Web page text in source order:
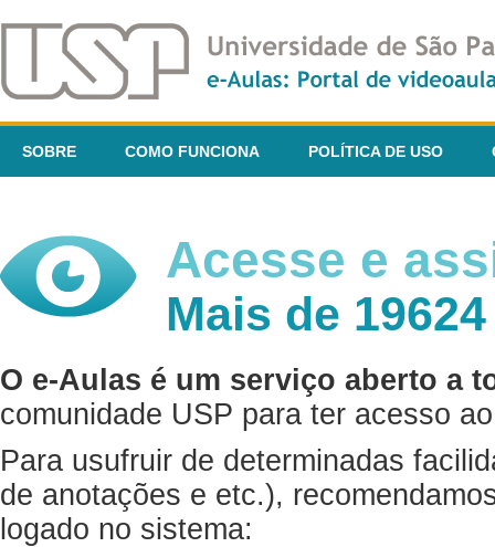
SOBRE COMO FUNCIONA POLÍTICA DE USO
Acesse e
Mais de
O e-Aulas é um serviço aberto a
comunidade USP para ter acesso
Para usufruir de determinadas
de anotações e etc.),
logado no sistema: